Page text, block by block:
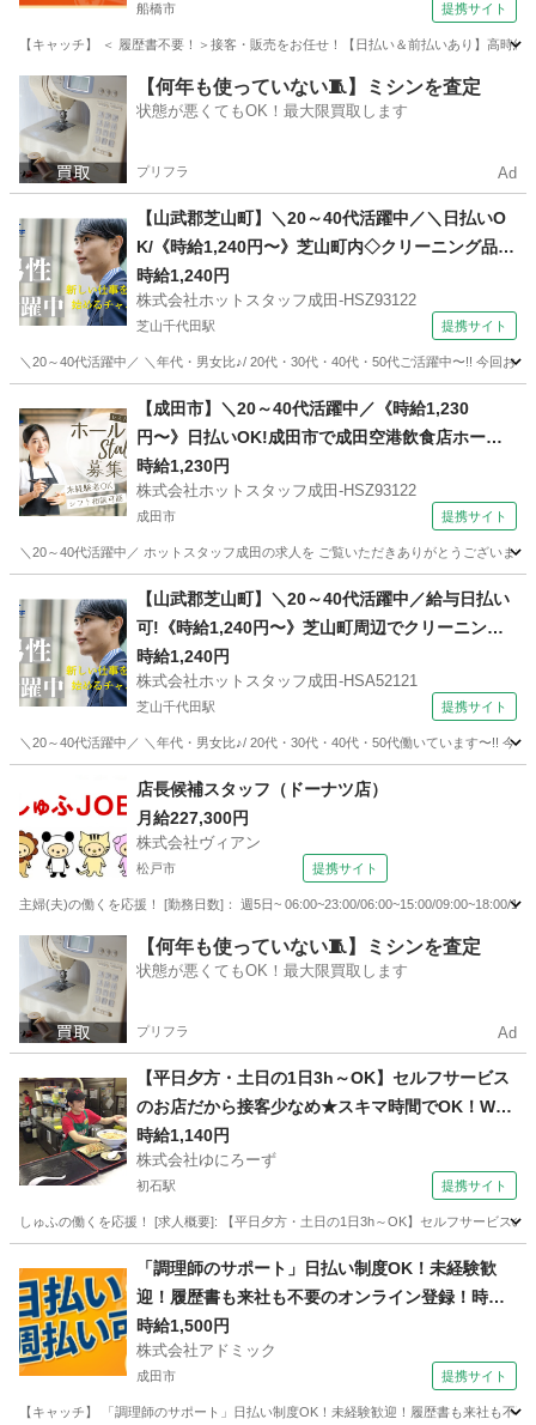
船橋市 提携サイト
【キャッチ】 ＜ 履歴書不要！＞接客・販売をお任せ！【日払い＆前払いあり】高時
千葉 船橋市 その他
【何年も使っていない🧵】ミシンを査定
状態が悪くてもOK！最大限買取します
プリフラ Ad
【山武郡芝山町】＼20～40代活躍中／＼日払いO
K/《時給1,240円〜》芝山町内◇クリーニング品の
仕分けスタッフ/残業少なめ×車通勤OK×時間選べ
る
時給1,240円
株式会社ホットスタッフ成田-HSZ93122
芝山千代田駅 提携サイト
＼20～40代活躍中／ ＼年代・男女比♪/ 20代・30代・40代・50代ご活躍中〜!! 今回
芝山千代田駅 その他
【成田市】＼20～40代活躍中／《時給1,230
円〜》日払いOK!成田市で成田空港飲食店ホール
スタッフ/未経験歓迎×残業少なめ
時給1,230円
株式会社ホットスタッフ成田-HSZ93122
成田市 提携サイト
＼20～40代活躍中／ ホットスタッフ成田の求人を ご覧いただきありがとうございます▼
ホールスタッフ
【山武郡芝山町】＼20～40代活躍中／給与日払い
可!《時給1,240円〜》芝山町周辺でクリーニング
品の仕分け業務/未経験歓迎×残業少なめ×車通勤O
K
時給1,240円
株式会社ホットスタッフ成田-HSA52121
芝山千代田駅 提携サイト
＼20～40代活躍中／ ＼年代・男女比♪/ 20代・30代・40代・50代働いています〜!!
芝山千代田駅 その他
店長候補スタッフ（ドーナツ店）
月給227,300円
株式会社ヴィアン
松戸市 提携サイト
主婦(夫)の働くを応援！ [勤務日数]： 週5日~ 06:00~23:00/06:00~15:00/09:00~18:00/
千葉 松戸市 店長
【何年も使っていない🧵】ミシンを査定
状態が悪くてもOK！最大限買取します
プリフラ Ad
【平日夕方・土日の1日3h～OK】セルフサービス
のお店だから接客少なめ★スキマ時間でOK！Wワ
ークにも◎！★週2日～平日のみ・土日のみOK★
未経験大歓迎！
時給1,140円
株式会社ゆにろーず
初石駅 提携サイト
しゅふの働くを応援！ [求人概要]: 【平日夕方・土日の1日3h～OK】セルフサービ
初石駅 ホールスタッフ
「調理師のサポート」日払い制度OK！未経験歓
迎！履歴書も来社も不要のオンライン登録！時給1
500円～！千葉県成田市
時給1,500円
株式会社アドミック
成田市 提携サイト
【キャッチ】 「調理師のサポート」日払い制度OK！未経験歓迎！履歴書も来社も